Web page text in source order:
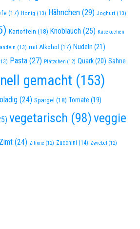
(17) Honig (13) Hähnchen (29) Joghurt (13)
Kartoffeln (18) Knoblauch (25) Käsekuchen
(13) mit Alkohol (17) Nudeln (21)
Pasta (27) Plätzchen (12) Quark(20) Sahne
gemacht (153)
(24) Spargel (18) Tomate (19)
vegetarisch (98)veggie
Zimt (24) Zitrone (12) Zucchini (14) Zwiebel (12)